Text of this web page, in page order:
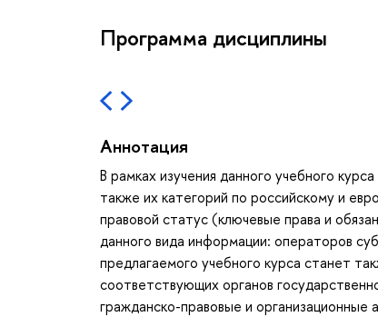
Программа дисциплины
Аннотация
В рамках изучения данного учебного
также их категорий по российскому и
правовой статус (ключевые права и
данного вида информации: операторов
предлагаемого учебного курса станет
соответствующих органов
гражданско-правовые и